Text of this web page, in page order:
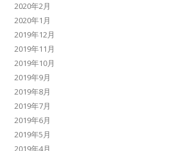
2020年2月
2020年1月
2019年12月
2019年11月
2019年10月
2019年9月
2019年8月
2019年7月
2019年6月
2019年5月
2019年4月